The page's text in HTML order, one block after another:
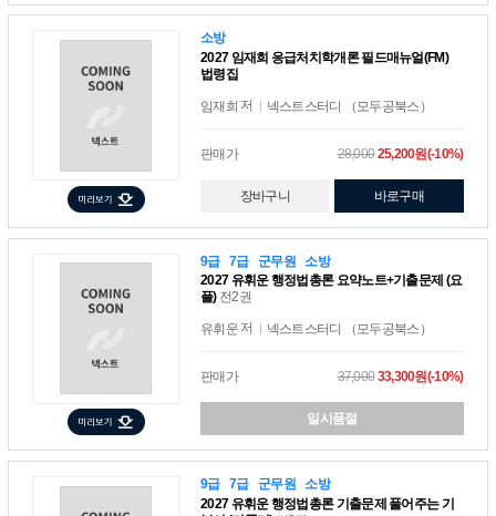
소방
2027 임재희 응급처치학개론 필드매뉴얼(FM)
법령집
임재희 저 넥스트스터디 （모두공북스）
판매가 28,00025,200원(-10%)
장바구니 바로구매
9급 7급 군무원
소방
2027 유휘운 행정법총론 요약노트+기출문제 (요
플) 전2권
유휘운 저 넥스트스터디 （모두공북스）
판매가 37,00033,300원(-10%)
일시품절
9급 7급 군무원
소방
2027 유휘운 행정법총론 기출문제 풀어주는 기